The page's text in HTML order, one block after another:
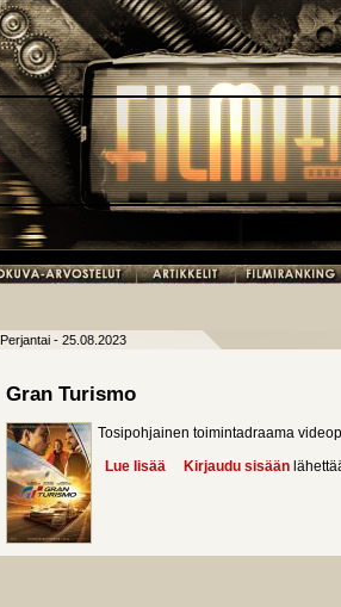
Perjantai - 25.08.2023
Gran Turismo
Tosipohjainen toimintadraama
Lue lisää about Gran Turismo
Kirjaudu sisään